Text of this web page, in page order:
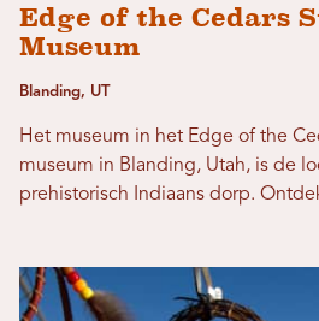
Edge of the Cedars
Museum
Blanding, UT
Het museum in het Edge of the
museum in Blanding, Utah, is de
prehistorisch Indiaans dorp.